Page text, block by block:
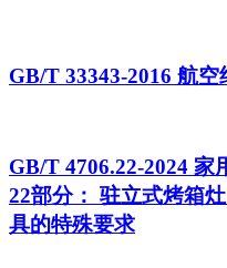
GB/T 33343-2016 航
GB/T 4706.22-2024
22部分： 驻立式烤箱
具的特殊要求